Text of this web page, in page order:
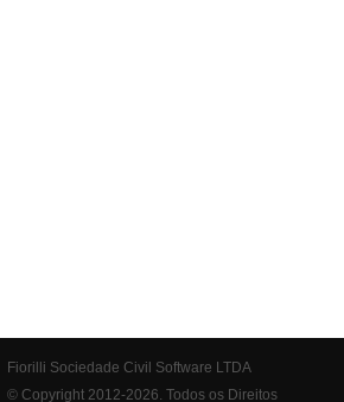
Fiorilli Sociedade Civil Software LTDA
© Copyright 2012-2026. Todos os Direitos